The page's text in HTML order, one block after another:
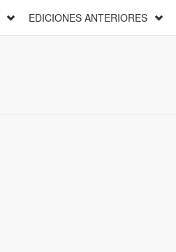
EDICIONES ANTERIORES